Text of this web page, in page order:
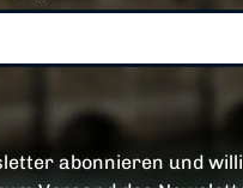
abonnieren und